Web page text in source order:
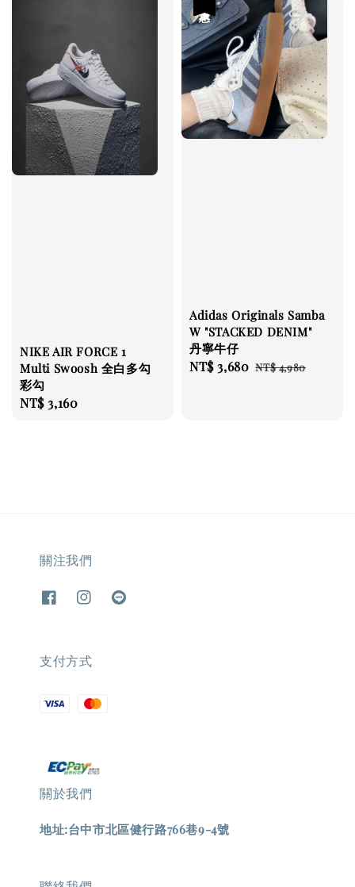
NIKE AIR FORCE 1
Multi Swoosh 全白多勾
彩勾
Regular
NT$ 3,160
Adidas Originals Samba
W "STACKED DENIM"
丹寧牛仔
Sale
NT$ 3,680 Regular
NT$ 4,980
關注我們
支付方式
關於我們
地址:台中市北區健行路766巷9-4號